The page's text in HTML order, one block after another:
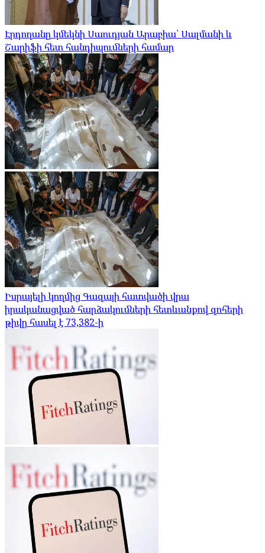
Էրդողանը կմեկնի Սաուդյան Արաբիա՝ Սալմանի և
Շարիֆի հետ հանդիպումների համար
Իսրայելի կողմից Գազայի հատվածի վրա
իրականացված հարձակումների հետևանքով զոհերի
թիվը հասել է 73,382-ի